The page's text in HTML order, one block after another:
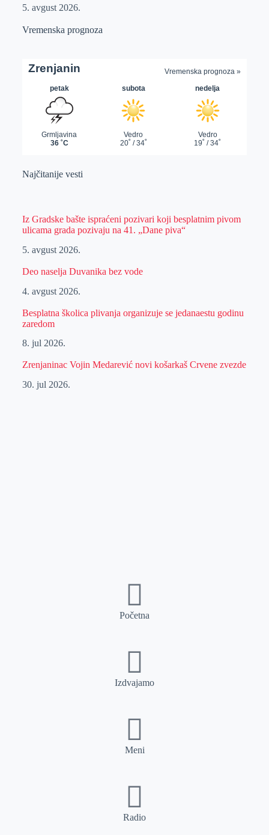
5. avgust 2026.
Vremenska prognoza
Najčitanije vesti
Iz Gradske bašte ispraćeni pozivari koji besplatnim pivom
ulicama grada pozivaju na 41. „Dane piva“
5. avgust 2026.
Deo naselja Duvanika bez vode
4. avgust 2026.
Besplatna školica plivanja organizuje se jedanaestu godinu
zaredom
8. jul 2026.
Zrenjaninac Vojin Medarević novi košarkaš Crvene zvezde
30. jul 2026.
Početna
Izdvajamo
Meni
Radio